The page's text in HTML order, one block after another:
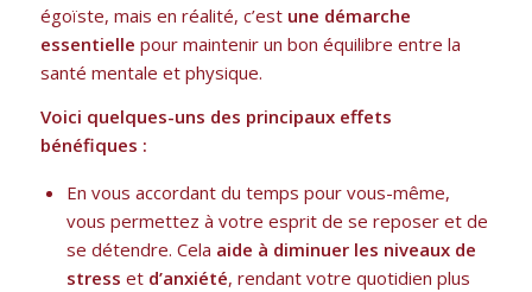
égoïste, mais en réalité, c’est une démarche
essentielle pour maintenir un bon équilibre entre la
santé mentale et physique.
Voici quelques-uns des principaux effets
bénéfiques :
En vous accordant du temps pour vous-même,
vous permettez à votre esprit de se reposer et de
se détendre. Cela aide à diminuer les niveaux de
stress et d’anxiété, rendant votre quotidien plus